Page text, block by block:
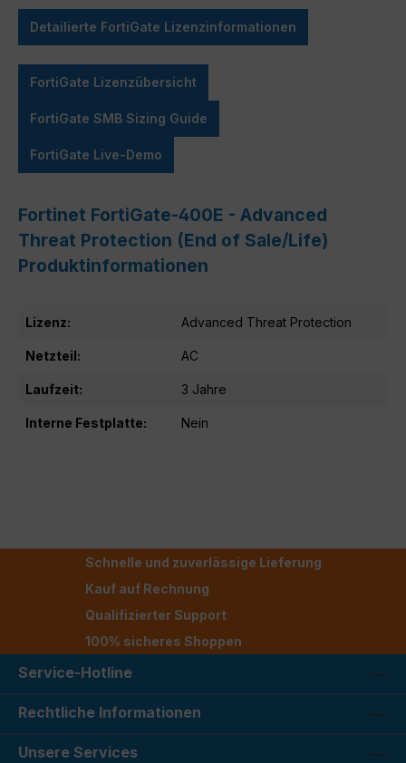
Detailierte FortiGate Lizenzinformationen
FortiGate Lizenzübersicht
FortiGate SMB Sizing Guide
FortiGate Live-Demo
Fortinet FortiGate-400E - Advanced
Threat Protection (End of Sale/Life)
Produktinformationen
Lizenz: Advanced Threat Protection
Netzteil: AC
Laufzeit: 3 Jahre
Interne Festplatte: Nein
Schnelle und zuverlässige Lieferung
Kauf auf Rechnung
Qualifizierter Support
100% sicheres Shoppen
Service-Hotline
Rechtliche Informationen
Unsere Services